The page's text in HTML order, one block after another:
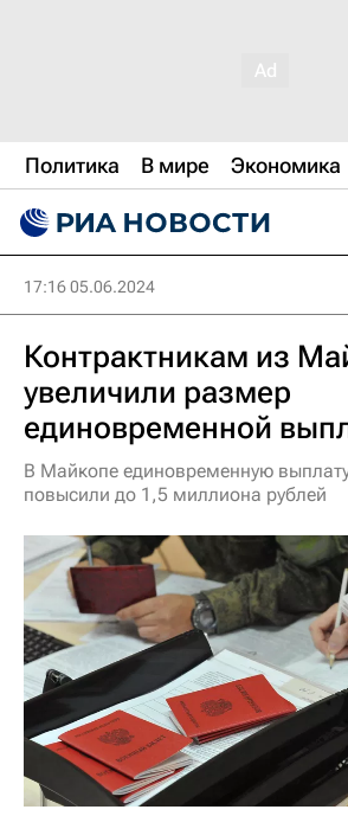
Политика В мире Экономика
17:16 05.06.2024
Контрактникам из
увеличили размер
единовременной
В Майкопе единовременную
повысили до 1,5 миллиона рублей